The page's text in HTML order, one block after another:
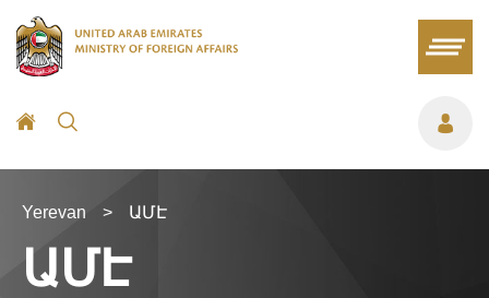
Yerevan > ԱՄԷ
ԱՄԷ